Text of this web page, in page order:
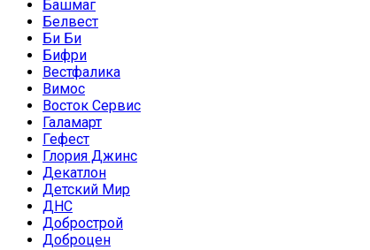
Башмаг
Белвест
Би Би
Бифри
Вестфалика
Вимос
Восток Сервис
Галамарт
Гефест
Глория Джинс
Декатлон
Детский Мир
ДНС
Добрострой
Доброцен